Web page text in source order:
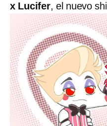
x Lucifer, el nuevo